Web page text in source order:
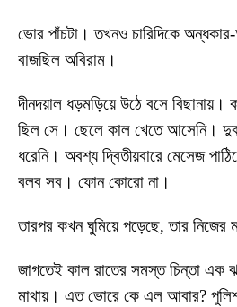
ভোর পাঁচটা। তখনও চারিদিকে
বাজছিল অবিরাম।
দীনদয়াল ধড়মড়িয়ে উঠে বসে
ছিল সে। ছেলে কাল খেতে আসেনি।
ধরেনি। অবশ্য দ্বিতীয়বারে মেসেজ
বলব সব। ফোন কোরো না।
তারপর কখন ঘুমিয়ে পড়েছে, তার নিজের
জাগতেই কাল রাতের সমস্ত চিন্তা এক
মাথায়। এত ভোরে কে এল আবার?